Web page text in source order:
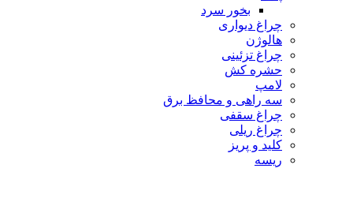
بخور سرد
چراغ دیواری
هالوژن
چراغ تزئينى
حشره كش
لامپ
سه راهی و محافظ برق
چراغ سقفی
چراغ ریلی
كليد و پريز
ریسه